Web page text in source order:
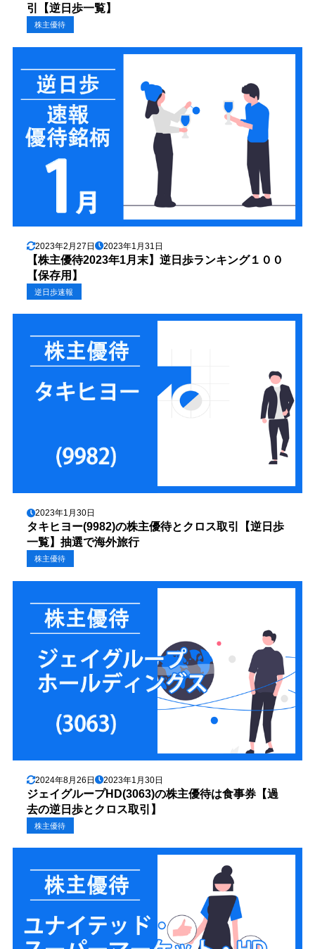
引【逆日歩一覧】
株主優待
2023年2月27日 2023年1月31日
【株主優待2023年1月末】逆日歩ランキング１００
【保存用】
逆日歩速報
2023年1月30日
タキヒヨー(9982)の株主優待とクロス取引【逆日歩
一覧】抽選で海外旅行
株主優待
2024年8月26日 2023年1月30日
ジェイグループHD(3063)の株主優待は食事券【過
去の逆日歩とクロス取引】
株主優待